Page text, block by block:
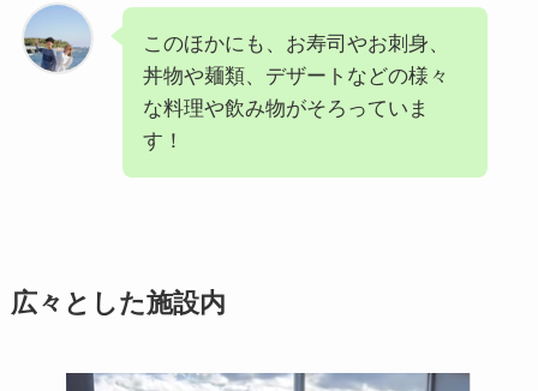
このほかにも、お寿司やお刺身、
丼物や麺類、デザートなどの様々
な料理や飲み物がそろっていま
す！
広々とした施設内